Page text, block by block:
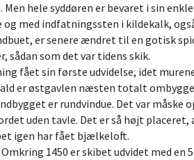
hele syddøren er bevaret i sin
med indfatningssten i kildekalk,
er senere ændret til en gotisk
sådan som det var tidens skik.
fået sin første udvidelse, idet
er østgavlen næsten totalt
er rundvindue. Det var måske
uden tavle. Det er så højt
igen har fået bjælkeloft.
1450 er skibet udvidet med en